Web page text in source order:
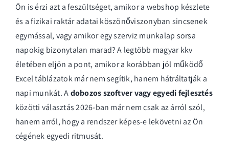
Ön is érzi azt a feszültséget, amikor a webshop készlete
és a fizikai raktár adatai köszönőviszonyban sincsenek
egymással, vagy amikor egy szerviz munkalap sorsa
napokig bizonytalan marad? A legtöbb magyar kkv
életében eljön a pont, amikor a korábban jól működő
Excel táblázatok már nem segítik, hanem hátráltatják a
napi munkát. Adobozos szoftver vagy egyedi fejlesztés
közötti választás 2026-ban már nem csak az árról szól,
hanem arról, hogy a rendszer képes-e lekövetni az Ön
cégének egyedi ritmusát.